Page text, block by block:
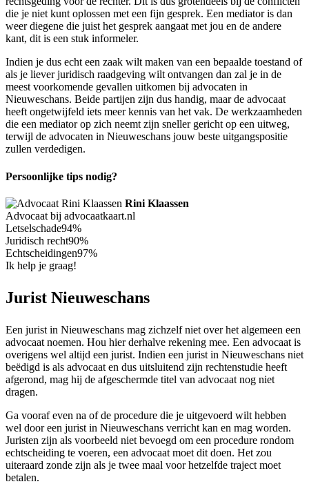
die je niet kunt oplossen met een fijn gesprek. Een mediator is dan
weer diegene die juist het gesprek aangaat met jou en de andere
kant, dit is een stuk informeler.
Indien je dus echt een zaak wilt maken van een bepaalde toestand of
als je liever juridisch raadgeving wilt ontvangen dan zal je in de
meest voorkomende gevallen uitkomen bij advocaten in
Nieuweschans. Beide partijen zijn dus handig, maar de advocaat
heeft ongetwijfeld iets meer kennis van het vak. De werkzaamheden
die een mediator op zich neemt zijn sneller gericht op een uitweg,
terwijl de advocaten in Nieuweschans jouw beste uitgangspositie
zullen verdedigen.
Persoonlijke tips nodig?
Rini Klaassen
Advocaat bij advocaatkaart.nl
Letselschade94%
Juridisch recht90%
Echtscheidingen97%
Ik help je graag!
Jurist Nieuweschans
Een jurist in Nieuweschans mag zichzelf niet over het algemeen een
advocaat noemen. Hou hier derhalve rekening mee. Een advocaat is
overigens wel altijd een jurist. Indien een jurist in Nieuweschans niet
beëdigd is als advocaat en dus uitsluitend zijn rechtenstudie heeft
afgerond, mag hij de afgeschermde titel van advocaat nog niet
dragen.
Ga vooraf even na of de procedure die je uitgevoerd wilt hebben
wel door een jurist in Nieuweschans verricht kan en mag worden.
Juristen zijn als voorbeeld niet bevoegd om een procedure rondom
echtscheiding te voeren, een advocaat moet dit doen. Het zou
uiteraard zonde zijn als je twee maal voor hetzelfde traject moet
betalen.